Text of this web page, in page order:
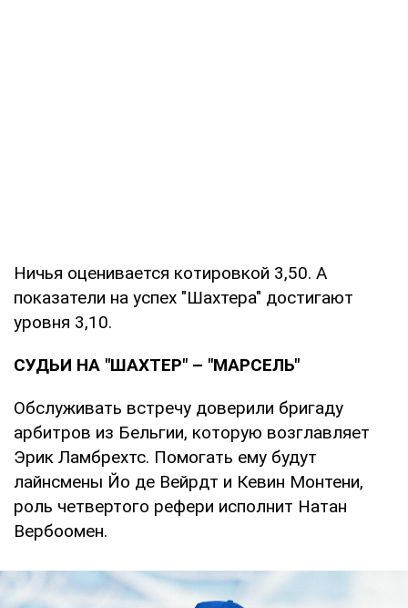
Ничья оценивается котировкой 3,50. А
показатели на успех "Шахтера" достигают
уровня 3,10.
СУДЬИ НА "ШАХТЕР" – "МАРСЕЛЬ"
Обслуживать встречу доверили бригаду
арбитров из Бельгии, которую возглавляет
Эрик Ламбрехтс. Помогать ему будут
лайнсмены Йо де Вейрдт и Кевин Монтени,
роль четвертого рефери исполнит Натан
Вербоомен.